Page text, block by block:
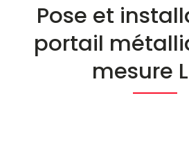
Pose et
portail
mesure